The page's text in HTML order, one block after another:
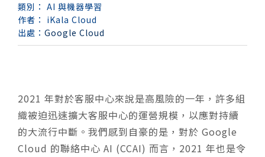
類別： AI 與機器學習
作者： iKala Cloud
出處： Google Cloud
2021 年對於客服中心來說是高風​​險的一年，許多組
織被迫迅速擴大客服中心的運營規模，以應對持續
的大流行中斷。我們感到自豪的是，對於 Google
Cloud 的聯絡中心 AI (CCAI) 而言，2021 年也是令